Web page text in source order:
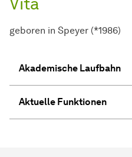
geboren in Speyer (*1986)
Akademische Laufbahn
Aktuelle Funktionen